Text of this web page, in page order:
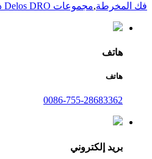
فك المخرطة,مجموعات Delos DRO ذات المقياس الخطي
هاتف
هاتف
0086-755-28683362
بريد إلكتروني